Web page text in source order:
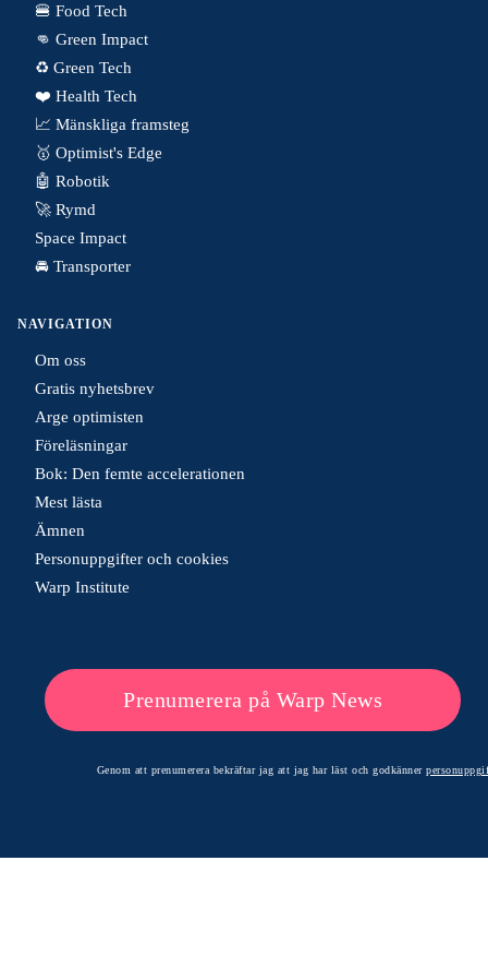
🍔 Food Tech
👊 Green Impact
♻️ Green Tech
❤️ Health Tech
📈 Mänskliga framsteg
🥇 Optimist's Edge
🤖 Robotik
🚀 Rymd
Space Impact
🚘 Transporter
NAVIGATION
Om oss
Gratis nyhetsbrev
Arge optimisten
Föreläsningar
Bok: Den femte accelerationen
Mest lästa
Ämnen
Personuppgifter och cookies
Warp Institute
Prenumerera på Warp News
Genom att prenumerera bekräftar jag att jag har läst och godkänner